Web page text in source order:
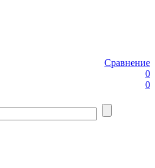
Сравнение
0
0